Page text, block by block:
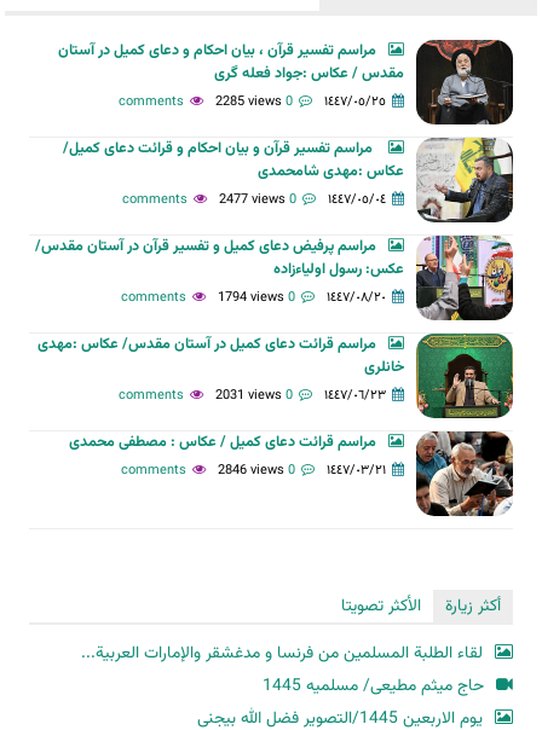
مراسم تفسیر قرآن ، بیان احکام و دعای کمیل در آستان
مقدس / عکاس :جواد فعله گری
١٤٤٧/٠٥/٢٥ 0 comments
2285 views
مراسم تفسیر قرآن و بیان احکام و قرائت دعای کمیل/
عکاس :مهدی شامحمدی
١٤٤٧/٠٥/٠٤ 0 comments
2477 views
مراسم پرفیض دعای کمیل و تفسیر قرآن در آستان مقدس/
عکس: رسول اولیاءزاده
١٤٤٧/٠٨/٢٠ 0 comments
1794 views
مراسم قرائت دعای کمیل در آستان مقدس/ عکاس :مهدی
خانلری
١٤٤٧/٠٦/٢٣ 0 comments
2031 views
مراسم قرائت دعای کمیل / عکاس : مصطفی محمدی
١٤٤٧/٠٣/٢١ 0 comments
2846 views
أكثر زيارة
الأكثر تصويتا
لقاء الطلبة المسلمين من فرنسا و مدغشقر والإمارات العربية...
حاج میثم مطیعی/ مسلمیه 1445
یوم الاربعین 1445/التصویر فضل الله بیجنی